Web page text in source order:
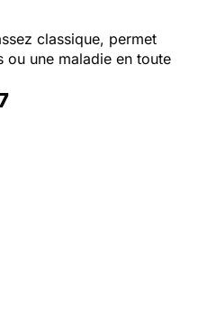
classique, permet
une maladie en toute